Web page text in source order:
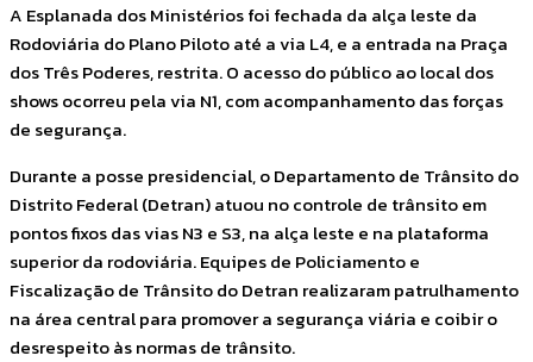
A Esplanada dos Ministérios foi fechada da alça leste da
Rodoviária do Plano Piloto até a via L4, e a entrada na Praça
dos Três Poderes, restrita. O acesso do público ao local dos
shows ocorreu pela via N1, com acompanhamento das forças
de segurança.
Durante a posse presidencial, o Departamento de Trânsito do
Distrito Federal (Detran) atuou no controle de trânsito em
pontos fixos das vias N3 e S3, na alça leste e na plataforma
superior da rodoviária. Equipes de Policiamento e
Fiscalização de Trânsito do Detran realizaram patrulhamento
na área central para promover a segurança viária e coibir o
desrespeito às normas de trânsito.